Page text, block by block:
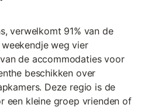
verwelkomt 91% van de
weg vier
de accommodaties voor
beschikken over
Deze regio is de
een kleine groep vrienden of